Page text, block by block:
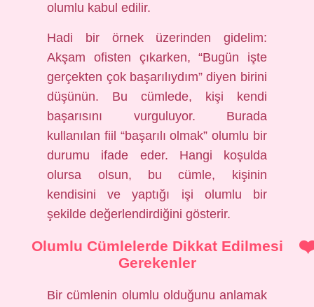
olumlu kabul edilir.
Hadi bir örnek üzerinden gidelim:
Akşam ofisten çıkarken, “Bugün işte
gerçekten çok başarılıydım” diyen birini
düşünün. Bu cümlede, kişi kendi
başarısını vurguluyor. Burada
kullanılan fiil “başarılı olmak” olumlu bir
durumu ifade eder. Hangi koşulda
olursa olsun, bu cümle, kişinin
kendisini ve yaptığı işi olumlu bir
şekilde değerlendirdiğini gösterir.
Olumlu Cümlelerde Dikkat Edilmesi
Gerekenler
Bir cümlenin olumlu olduğunu anlamak